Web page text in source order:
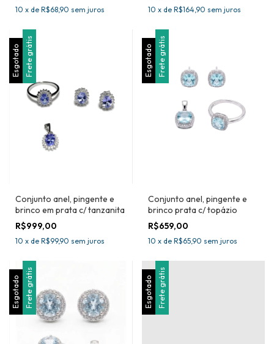
10 x de R$68,90 sem juros 10 x de R$164,90 sem juros
Esgotado Frete grátis
Conjunto anel, pingente e
brinco em prata c/ tanzanita
R$999,00
10 x de R$99,90 sem juros
Esgotado Frete grátis
Conjunto anel, pingente e
brinco prata c/ topázio
R$659,00
10 x de R$65,90 sem juros
Esgotado Frete grátis Esgotado Frete grátis